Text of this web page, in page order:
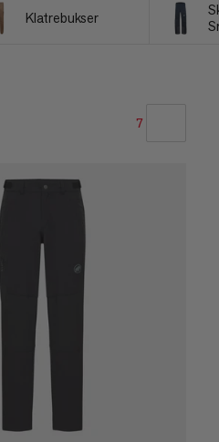
Klatrebukser
7
PRIS LAV TIL HØJ
PRIS HØJ TIL LAV
HVAD ER NYT
VURDERING